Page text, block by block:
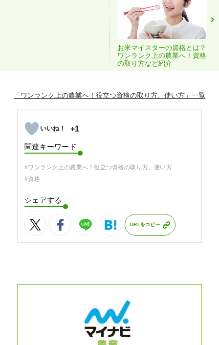
お米マイスターの資格とは？
ワンランク上の農業へ！資格
の取り方など紹介
「ワンランク上の農業へ！役立つ資格の取り方、使い方」
+1
関連キーワード
#ワンランク上の農業へ！役立つ資格の取り方、使い方
#資格
シェアする
URLをコピー